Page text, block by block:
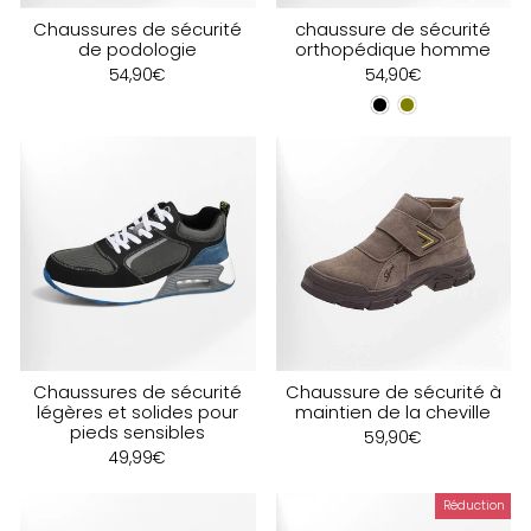
DES CHAUSSURES ADAPTÉES AUX EXIGENCES
PROTECTION RENFORCÉE
Coque de sécurité, semelle anti-perforation et
adhérence optimale pour travailler en toute sécurité.
AMORTI ET CONFORT
Semelles ergonomiques et matériaux absorbant les
chocs pour réduire la fatigue musculaire.
Chaussures de sécurité
de podologie
54,90€
chaussure de sécurité
orthopédique homme
54,90€
Chaussures de sécurité
légères et solides pour
pieds sensibles
49,99€
Chaussure de sécurité à
maintien de la cheville
59,90€
Réduction